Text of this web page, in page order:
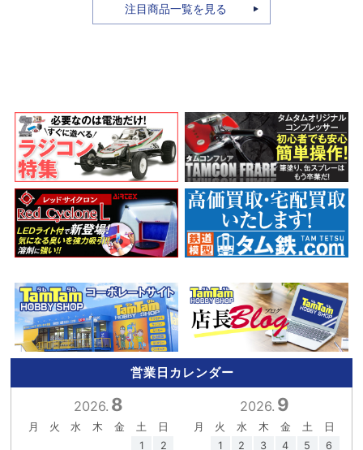
注目商品一覧を見る
営業日カレンダー
2026. 8
月 火 水 木 金 土
日
1
2
2026. 9
月 火 水 木 金 土
日
1
2 3 4 5
6